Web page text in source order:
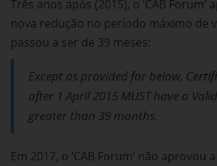
Três anos após (2015), o ‘CAB Forum’
nova redução no período máximo de
passou a ser de 39 meses:
Except as provided for below,
after 1 April 2015 MUST have a
greater than 39 months.
Em 2017, o ‘CAB Forum’ não aprovou